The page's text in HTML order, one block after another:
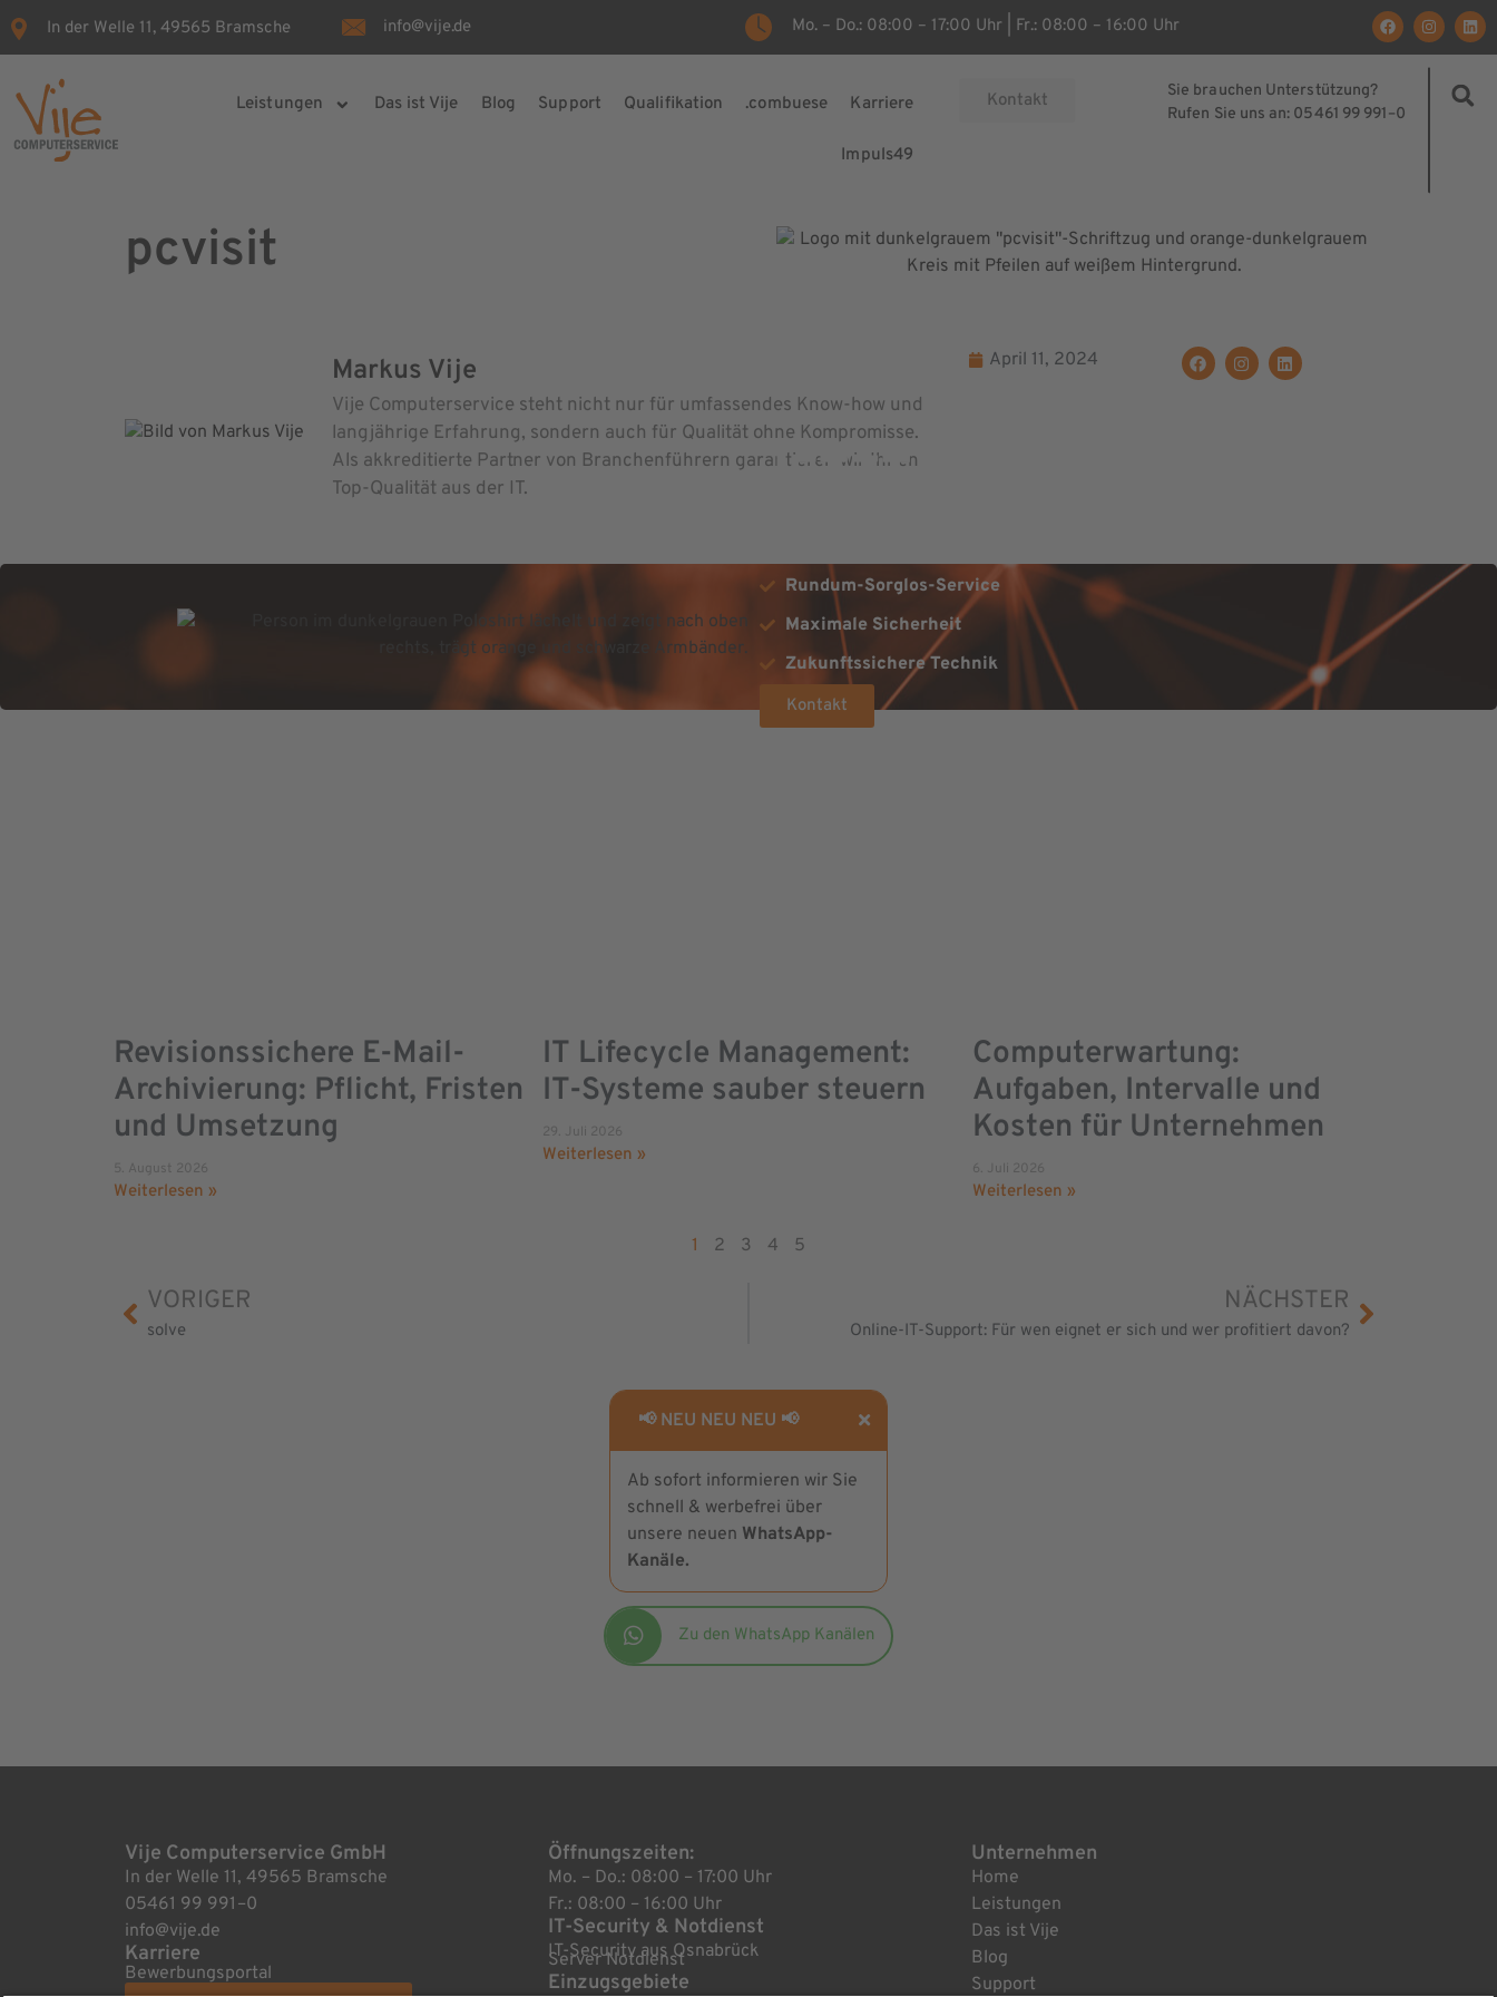
In der Welle 11, 49565 Bramsche info@vije.de Mo. – Do.: 08:00 – 17:00 Uhr | Fr.: 08:00 – 16:00 Uhr
Leistungen Das ist Vije Blog Support Qualifikation .combuese Karriere
Impuls49
Kontakt
Sie brauchen Unterstützung?
Rufen Sie uns an: 05461 99 991–0
pcvisit
Markus Vije
Vije Computerservice steht nicht nur für umfassendes Know-how und
langjährige Erfahrung, sondern auch für Qualität ohne Kompromisse.
Als akkreditierte Partner von Branchenführern garantieren wir Ihnen
Top-Qualität aus der IT.
April 11, 2024
JETZT KOSTENLOSE
Rundum-Sorglos-Service
Maximale Sicherheit
Zukunftssichere Technik
Kontakt
Revisionssichere E-Mail-
Archivierung: Pflicht, Fristen
und Umsetzung
5. August 2026
Weiterlesen »
IT Lifecycle Management:
IT-Systeme sauber steuern
29. Juli 2026
Weiterlesen »
Computerwartung:
Aufgaben, Intervalle und
Kosten für Unternehmen
6. Juli 2026
Weiterlesen »
1 2 3 4 5
VORIGER
solve
NÄCHSTER
Online-IT-Support: Für wen eignet er sich und wer profitiert davon?
📢 NEU NEU NEU 📢
Ab sofort informieren wir Sie
schnell & werbefrei über
unsere neuen WhatsApp-
Kanäle.
Zu den WhatsApp Kanälen
Vije Computerservice GmbH
In der Welle 11, 49565 Bramsche
05461 99 991–0
info@vije.de
Karriere
Bewerbungsportal
Öffnungszeiten:
Mo. – Do.: 08:00 – 17:00 Uhr
Fr.: 08:00 – 16:00 Uhr
IT-Security & Notdienst
IT-Security aus Osnabrück
Server Notdienst
Einzugsgebiete
Unternehmen
Home
Leistungen
Das ist Vije
Blog
Support